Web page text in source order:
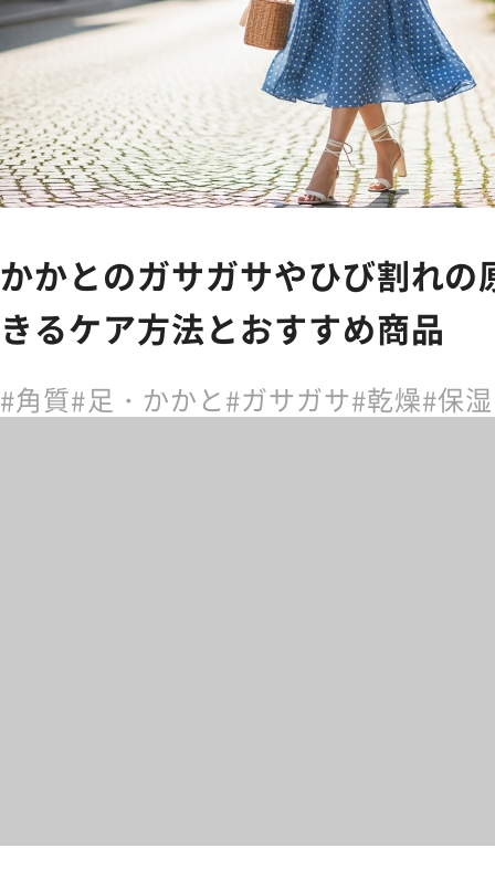
かかとのガサガサやひび割れの
きるケア方法とおすすめ商品
角質 足・かかと ガサガサ 乾燥 保湿